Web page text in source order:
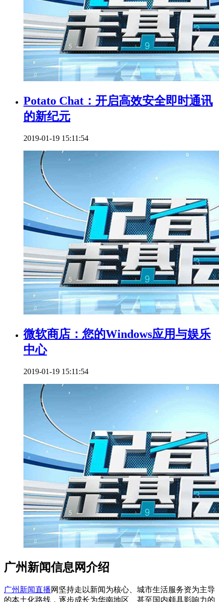
Potato Chat：开启高效安全即时通讯
的新纪元
2019-01-19 15:11:54
微软商店：您的Windows应用与娱乐
中心
2019-01-19 15:11:54
广州新闻信息网介绍
广州新闻直播网坚持走以新闻为核心、城市生活服务资为主导
的本土化路线，逐步成长为华南地区、甚至国内颇具影响力的